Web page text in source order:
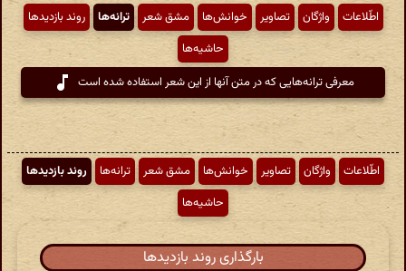
اطّلاعات واژگان تصاویر خوانش‌ها مشق شعر ترانه‌ها
روند بازدیدها
حاشیه‌ها
معرفی ترانه‌هایی که در متن آنها از این شعر استفاده شده است
اطّلاعات واژگان تصاویر خوانش‌ها مشق شعر ترانه‌ها
روند بازدیدها
حاشیه‌ها
بارگذاری روند بازدیدها